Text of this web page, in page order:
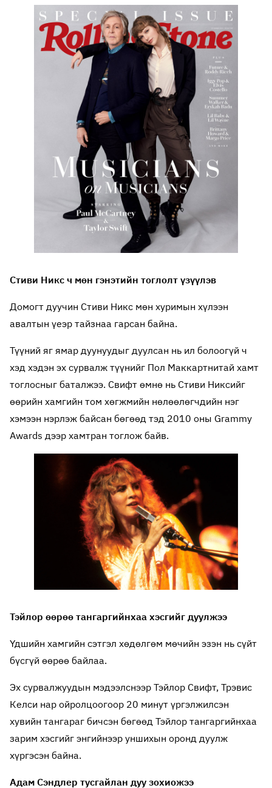
Стиви Никс ч мөн гэнэтийн тоглолт үзүүлэв
Домогт дуучин Стиви Никс мөн хуримын хүлээн
авалтын үеэр тайзнаа гарсан байна.
Түүний яг ямар дуунуудыг дуулсан нь ил болоогүй ч
хэд хэдэн эх сурвалж түүнийг Пол Маккартнитай хамт
тоглосныг баталжээ. Свифт өмнө нь Стиви Никсийг
өөрийн хамгийн том хөгжмийн нөлөөлөгчдийн нэг
хэмээн нэрлэж байсан бөгөөд тэд 2010 оны Grammy
Awards дээр хамтран тоглож байв.
Тэйлор өөрөө тангаргийнхаа хэсгийг дуулжээ
Үдшийн хамгийн сэтгэл хөдөлгөм мөчийн эзэн нь сүйт
бүсгүй өөрөө байлаа.
Эх сурвалжуудын мэдээлснээр Тэйлор Свифт, Трэвис
Келси нар ойролцоогоор 20 минут үргэлжилсэн
хувийн тангараг бичсэн бөгөөд Тэйлор тангаргийнхаа
зарим хэсгийг энгийнээр уншихын оронд дуулж
хүргэсэн байна.
Адам Сэндлер тусгайлан дуу зохиожээ